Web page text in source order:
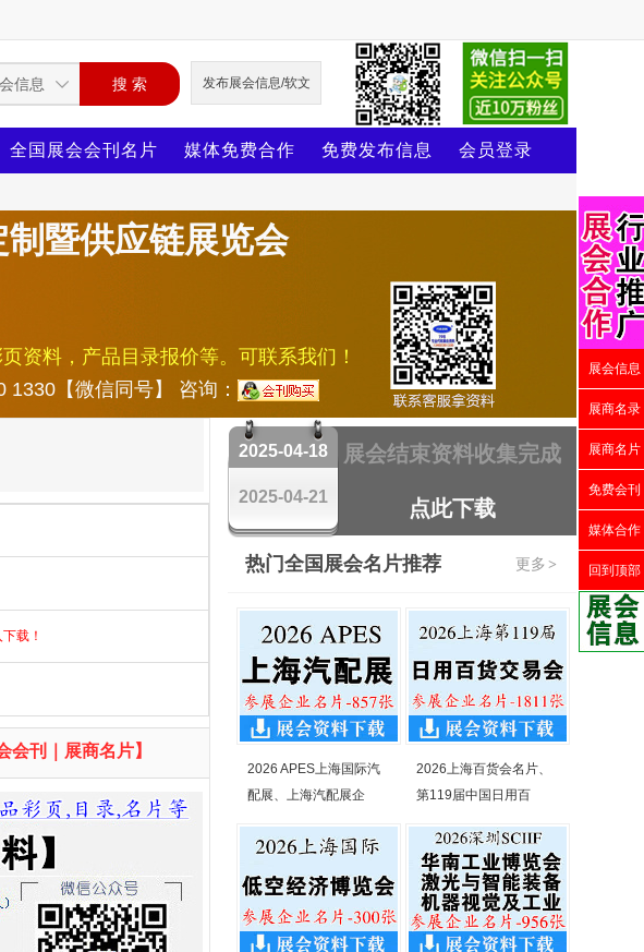
发布展会信息/软文
全国展会会刊名片 媒体免费合作 免费发布信息 会员登录
暨供应链展览会
资料，产品目录报价等。可联系我们！
1330【微信同号】 咨询：
载！
刊｜展商名片】
2025-04-18
2025-04-21
展会结束资料收集完成
点此下载
更多 >
热门全国展会名片推荐
2026 APES上海国际汽
配展、上海汽配展企
2026上海百货会名片、
第119届中国日用百
展会信息
展商名录
展商名片
免费会刊
媒体合作
回到顶部